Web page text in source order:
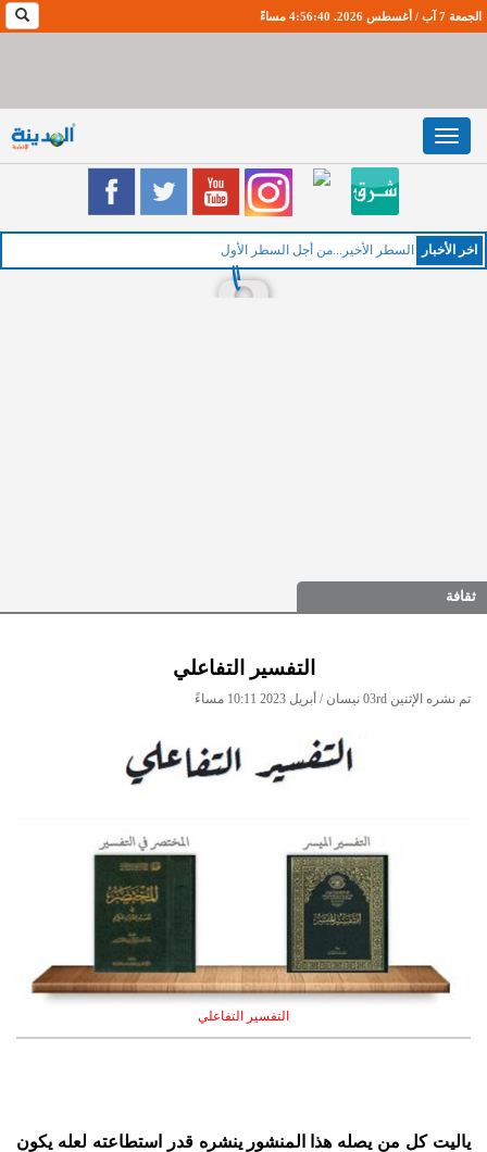
الجمعة 7 آب / أغسطس 2026. 4:56:41 مساءً
Toggle
navigation
اخر اﻷخبار السطر الأخير...من أجل السطر الأول
ثقافة
التفسير التفاعلي
تم نشره الإثنين 03rd نيسان / أبريل 2023 10:11 مساءً
التفسير التفاعلي
ياليت كل من يصله هذا المنشور ينشره قدر استطاعته لعله يكون